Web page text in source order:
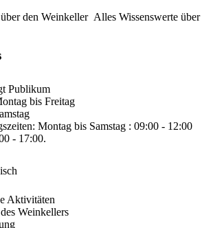
den Weinkeller Alles Wissenswerte über
Publikum
bis Freitag
Montag bis Samstag : 09:00 - 12:00
- 17:00.
Aktivitäten
Weinkellers